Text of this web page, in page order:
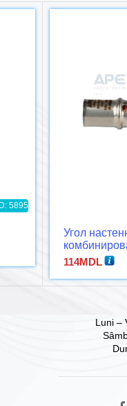
ID: 5895
Угол
APE пресс
114MDL
Luni –